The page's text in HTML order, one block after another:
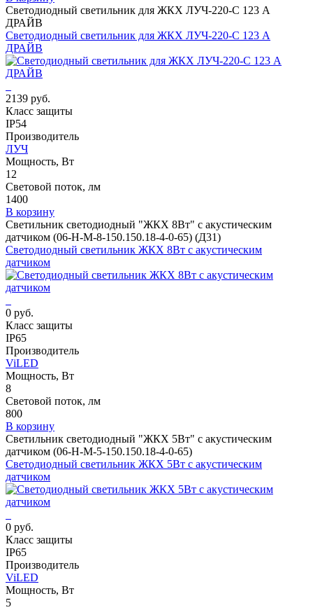
Светодиодный светильник для ЖКХ ЛУЧ-220-С 123 А
ДРАЙВ
Светодиодный светильник для ЖКХ ЛУЧ-220-С 123 А
ДРАЙВ
2139 руб.
Класс защиты
IP54
Производитель
ЛУЧ
Мощность, Вт
12
Световой поток, лм
1400
В корзину
Светильник светодиодный "ЖКХ 8Вт" с акустическим
датчиком (06-Н-М-8-150.150.18-4-0-65) (Д31)
Светодиодный светильник ЖКХ 8Вт с акустическим
датчиком
0 руб.
Класс защиты
IP65
Производитель
ViLED
Мощность, Вт
8
Световой поток, лм
800
В корзину
Светильник светодиодный "ЖКХ 5Вт" с акустическим
датчиком (06-Н-М-5-150.150.18-4-0-65)
Светодиодный светильник ЖКХ 5Вт с акустическим
датчиком
0 руб.
Класс защиты
IP65
Производитель
ViLED
Мощность, Вт
5